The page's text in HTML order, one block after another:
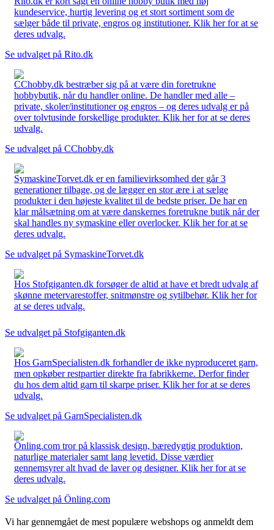
kundeservice, hurtig levering og et stort sortiment som de
sælger både til private, engros og institutioner. Klik her for at se
deres udvalg.
Se udvalget på Rito.dk
CChobby.dk bestræber sig på at være din foretrukne
hobbybutik, når du handler online. De handler med alle –
private, skoler/institutioner og engros – og deres udvalg er på
over tolvtusinde forskellige produkter. Klik her for at se deres
udvalg.
Se udvalget på CChobby.dk
SymaskineTorvet.dk er en familievirksomhed der går 3
generationer tilbage, og de lægger en stor ære i at sælge
produkter i den højeste kvalitet til de bedste priser. De har en
klar målsætning om at være danskernes foretrukne butik når der
skal handles ny symaskine eller overlocker. Klik her for at se
deres udvalg.
Se udvalget på SymaskineTorvet.dk
Hos Stofgiganten.dk forsøger de altid at have et bredt udvalg af
skønne metervarestoffer, snitmønstre og sytilbehør. Klik her for
at se deres udvalg.
Se udvalget på Stofgiganten.dk
Hos GarnSpecialisten.dk forhandler de ikke nyproduceret garn,
men opkøber restpartier direkte fra fabrikkerne. Derfor finder
du hos dem altid garn til skarpe priser. Klik her for at se deres
udvalg.
Se udvalget på GarnSpecialisten.dk
Önling.com tror på klassisk design, bæredygtig produktion,
naturlige materialer samt lang levetid. Disse værdier
gennemsyrer alt hvad de laver og designer. Klik her for at se
deres udvalg.
Se udvalget på Önling.com
Vi har gennemgået de mest populære webshops og anmeldt dem